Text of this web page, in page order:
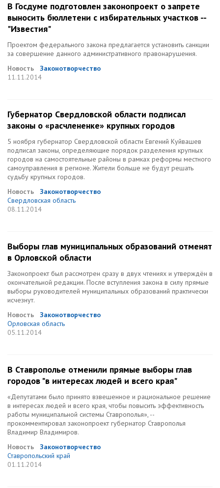
В Госдуме подготовлен законопроект о запрете
выносить бюллетени с избирательных участков --
"Известия"
Проектом федерального закона предлагается установить санкции
за совершение данного административного правонарушения.
Новость
Законотворчество
11.11.2014
Губернатор Свердловской области подписал
законы о «расчлененке» крупных городов
5 ноября губернатор Свердловской области Евгений Куйвашев
подписал законы, определяющие порядок разделения крупных
городов на самостоятельные районы в рамках реформы местного
самоуправления в регионе. Жители больше не будут решать
судьбу крупных городов.
Новость
Законотворчество
Свердловская область
08.11.2014
Выборы глав муниципальных образований отменят
в Орловской области
Законопроект был рассмотрен сразу в двух чтениях и утверждён в
окончательной редакции. После вступления закона в силу прямые
выборы руководителей муниципальных образований практически
исчезнут.
Новость
Законотворчество
Орловская область
05.11.2014
В Ставрополье отменили прямые выборы глав
городов "в интересах людей и всего края"
«Депутатами было принято взвешенное и рациональное решение
в интересах людей и всего края, чтобы повысить эффективность
работы муниципальной системы Ставрополья», --
прокомментировал законопроект губернатор Ставрополья
Владимир Владимиров.
Новость
Законотворчество
Ставропольский край
01.11.2014